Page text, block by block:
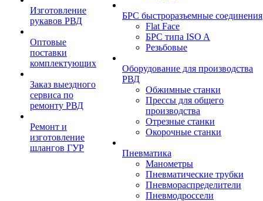
Изготовление
рукавов РВД
Оптовые
поставки
комплектующих
Заказ выездного
сервиса по
ремонту РВД
Ремонт и
изготовление
шлангов ГУР
БРС быстроразъемные соединения
Flat Face
БРС типа ISO A
Резьбовые
Оборудование для производства
РВД
Обжимные станки
Прессы для общего
производства
Отрезные станки
Окорочные станки
Пневматика
Манометры
Пневматические трубки
Пневмораспределители
Пневмодроссели